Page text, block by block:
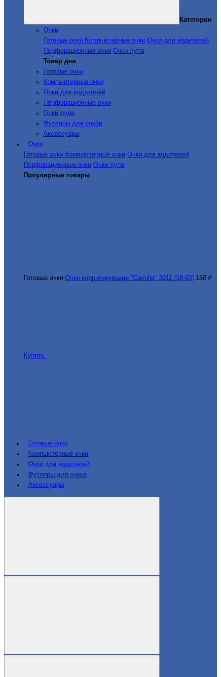
Категории
Очки
Готовые очки Компьютерные очки Очки для водителей
Перфорационные очки Очки лупа
Товар дня
Готовые очки
Компьютерные очки
Очки для водителей
Перфорационные очки
Очки лупа
Футляры для очков
Аксессуары
Очки
Готовые очки Компьютерные очки Очки для водителей
Перфорационные очки Очки лупа
Популярные товары
Готовые очки Очки корригирующие "Camilla" 3911 (58-60) 150 ₽
Купить
Готовые очки
Компьютерные очки
Очки для водителей
Футляры для очков
Аксессуары